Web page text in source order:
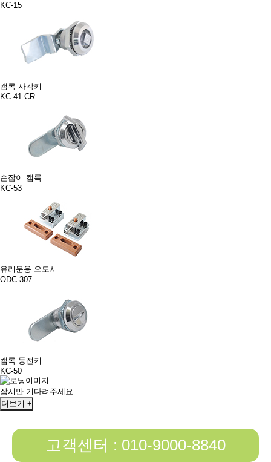
KC-15
캠록 사각키
KC-41-CR
손잡이 캠록
KC-53
유리문용 오도시
ODC-307
캠록 동전키
KC-50
잠시만 기다려주세요.
더보기 +
고객센터 : 010-9000-8840